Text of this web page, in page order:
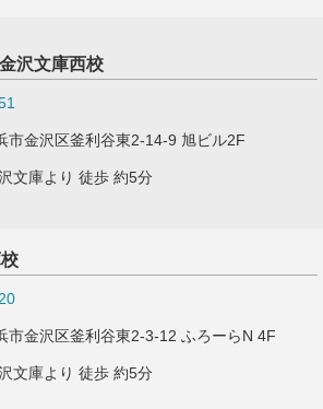
沢文庫西校
市金沢区釜利谷東2-14-9 旭ビル2F
文庫より 徒歩 約5分
市金沢区釜利谷東2-3-12 ふろーらN 4F
文庫より 徒歩 約5分